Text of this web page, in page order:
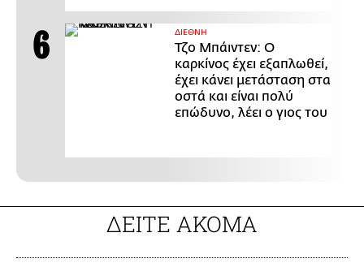
ΔΙΕΘΝΗ
Τζο Μπάιντεν: Ο
καρκίνος έχει εξαπλωθεί,
έχει κάνει μετάσταση στα
οστά και είναι πολύ
επώδυνο, λέει ο γιος του
ΔΕΙΤΕ ΑΚΟΜΑ